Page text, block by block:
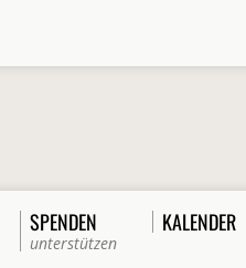
SPENDEN
unterstützen
KALENDER